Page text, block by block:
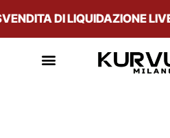
DI LIQUIDAZIONE LIVE!